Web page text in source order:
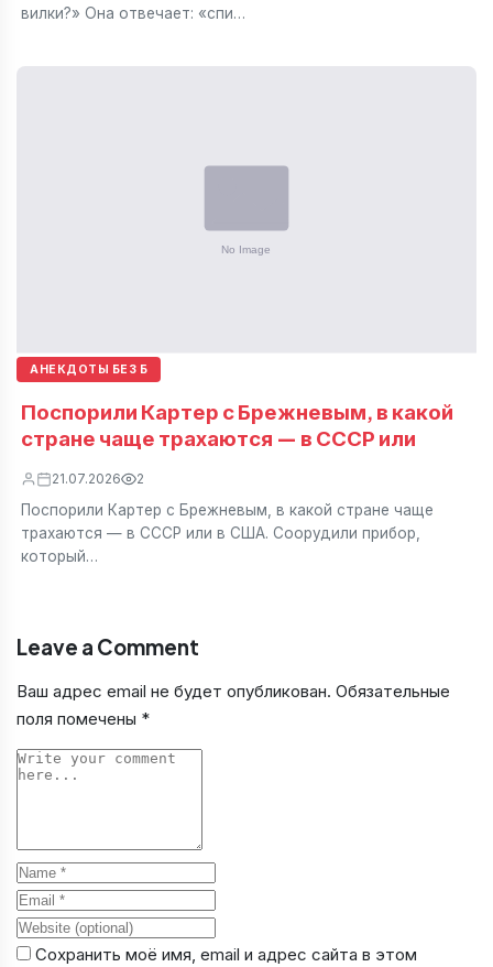
вилки?» Она отвечает: «спи…
АНЕКДОТЫ БЕЗ Б
Поспорили Картер с Брежневым, в какой
стране чаще трахаются — в СССР или
21.07.2026 2
Поспорили Картер с Брежневым, в какой стране чаще
трахаются — в СССР или в США. Соорудили прибор,
который…
Leave a Comment
Ваш адрес email не будет опубликован. Обязательные
поля помечены *
Comment
Name
Email
Website
Сохранить моё имя, email и адрес сайта в этом